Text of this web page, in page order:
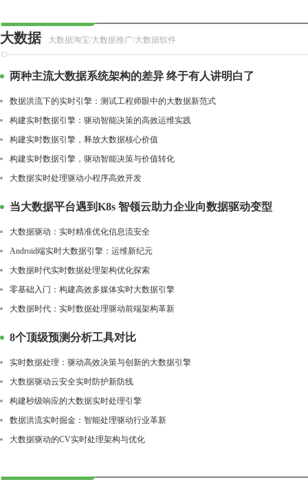
大数据 大数据淘宝/大数据推广/大数据软件
两种主流大数据系统架构的差异 终于有人讲明白了
数据洪流下的实时引擎：测试工程师眼中的大数据新范式
构建实时数据引擎：驱动智能决策的高效运维实践
构建实时数据引擎，释放大数据核心价值
构建实时数据引擎，驱动智能决策与价值转化
大数据实时处理驱动小程序高效开发
当大数据平台遇到K8s 智领云助力企业向数据驱动变型
大数据驱动：实时精准优化信息流安全
Android端实时大数据引擎：运维新纪元
大数据时代实时数据处理架构优化探索
零基础入门：构建高效多媒体实时大数据引擎
大数据时代：实时数据处理驱动前端架构革新
8个顶级预测分析工具对比
实时数据处理：驱动高效决策与创新的大数据引擎
大数据驱动云安全实时防护新防线
构建秒级响应的大数据实时处理引擎
数据洪流实时掘金：智能处理驱动行业革新
大数据驱动的CV实时处理架构与优化